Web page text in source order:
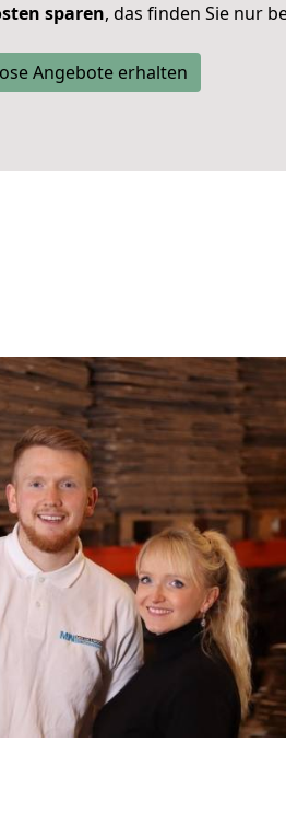
sparen, das finden Sie nur
Angebote erhalten